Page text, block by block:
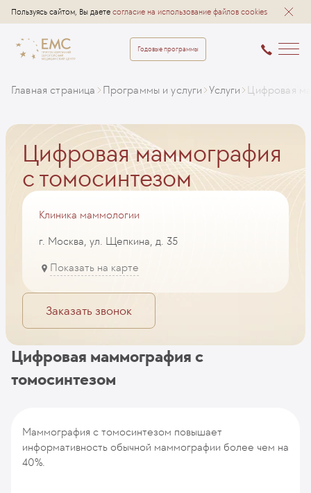
Пользуясь сайтом, Вы даете согласие на использование файлов cookies
Годовые программы
Главная страница Программы и услуги Услуги Цифровая
Цифровая маммография
с томосинтезом
Клиника маммологии
г. Москва, ул. Щепкина, д. 35
Показать на карте
Заказать звонок
Цифровая маммография с
томосинтезом
Маммография с томосинтезом повышает
информативность обычной маммографии более чем на
40%.